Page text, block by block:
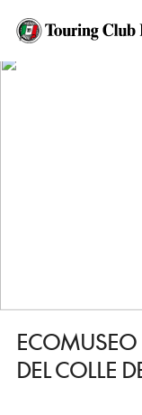
HOME
ECOMUSEO DELLA
ECOMUSEO
DEL COLLE